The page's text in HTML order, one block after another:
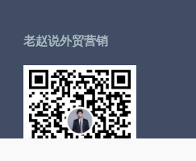
老赵说外贸营销